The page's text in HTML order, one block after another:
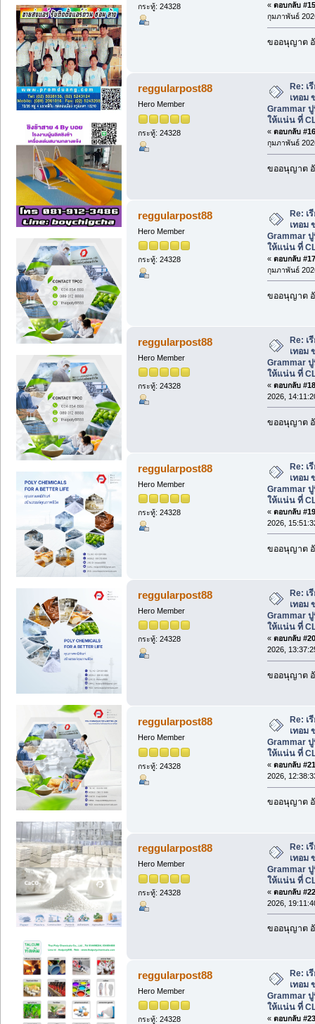
กระทู้: 24328 « ตอบกลับ
กุมภาพันธ์
ขออนุญาต
reggularpost88
Hero Member
กระทู้: 24328
Re: เ
เทอม
Grammar
ให้แน่น ที่
« ตอบกลับ
กุมภาพันธ์
ขออนุญาต
reggularpost88
Hero Member
กระทู้: 24328
Re: เ
เทอม
Grammar
ให้แน่น ที่
« ตอบกลับ
กุมภาพันธ์
ขออนุญาต
reggularpost88
Hero Member
กระทู้: 24328
Re: เ
เทอม
Grammar
ให้แน่น ที่
« ตอบกลับ
2026,
ขออนุญาต
reggularpost88
Hero Member
กระทู้: 24328
Re: เ
เทอม
Grammar
ให้แน่น ที่
« ตอบกลับ
2026,
ขออนุญาต
reggularpost88
Hero Member
กระทู้: 24328
Re: เ
เทอม
Grammar
ให้แน่น ที่
« ตอบกลับ
2026,
ขออนุญาต
reggularpost88
Hero Member
กระทู้: 24328
Re: เ
เทอม
Grammar
ให้แน่น ที่
« ตอบกลับ
2026,
ขออนุญาต
reggularpost88
Hero Member
กระทู้: 24328
Re: เ
เทอม
Grammar
ให้แน่น ที่
« ตอบกลับ
2026,
ขออนุญาต
reggularpost88
Hero Member
กระทู้: 24328
Re: เ
เทอม
Grammar
ให้แน่น ที่
« ตอบกลับ